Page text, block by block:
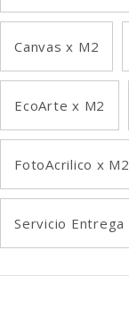
Canvas x M2
EcoArte x M2
FotoAcrilico x M2
Servicio Entrega